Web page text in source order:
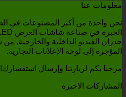
معلومات عنا
المؤجرة إلى لوحة الإعلانات التجارية.
مرحبا بكم لزيارتنا وإرسال استفسارك!
المشاركات الاخيرة